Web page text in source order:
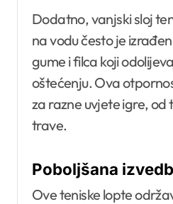
Dodatno, vanjski sloj
na vodu često je
gume i filca koji
oštećenju. Ova
za razne uvjete igre, od
trave.
Poboljšana
Ove teniske lopte